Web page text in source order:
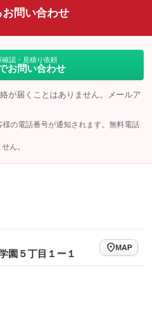
ルーフレール
：装備なし
：装備なし
お問い合わせ
確認・見積り依頼
お問い合わせ
が届くことはありません。メールア
の電話番号が通知されます。無料電話
ん。
園５丁目１ー１
MAP